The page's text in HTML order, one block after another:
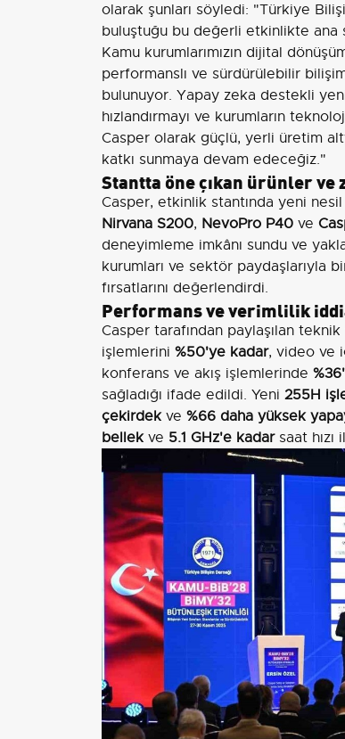
olarak şunları söyledi: "Türkiye
buluştuğu bu değerli etkinlikte ana
Kamu kurumlarımızın dijital
performanslı ve sürdürülebilir
bulunuyor. Yapay zeka destekli
hızlandırmayı ve kurumların
Casper olarak güçlü, yerli üretim
katkı sunmaya devam edeceğiz."
Stantta öne çıkan ürünler
Casper, etkinlik stantında yeni
Nirvana S200, NevoPro P40 ve
deneyimleme imkânı sundu ve
kurumları ve sektör paydaşlarıyla
fırsatlarını değerlendirdi.
Performans ve verimlilik
Casper tarafından paylaşılan
işlemlerini %50'ye kadar, video ve
konferans ve akış işlemlerinde
sağladığı ifade edildi. Yeni 255H
çekirdekve %66 daha yüksek
bellekve 5.1 GHz'e kadarsaat hızı